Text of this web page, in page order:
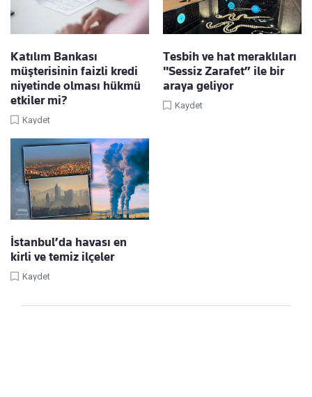
Katılım Bankası
müşterisinin faizli kredi
niyetinde olması hükmü
etkiler mi?
Kaydet
Tesbih ve hat meraklıları
"Sessiz Zarafet” ile bir
araya geliyor
Kaydet
İstanbul’da havası en
kirli ve temiz ilçeler
Kaydet